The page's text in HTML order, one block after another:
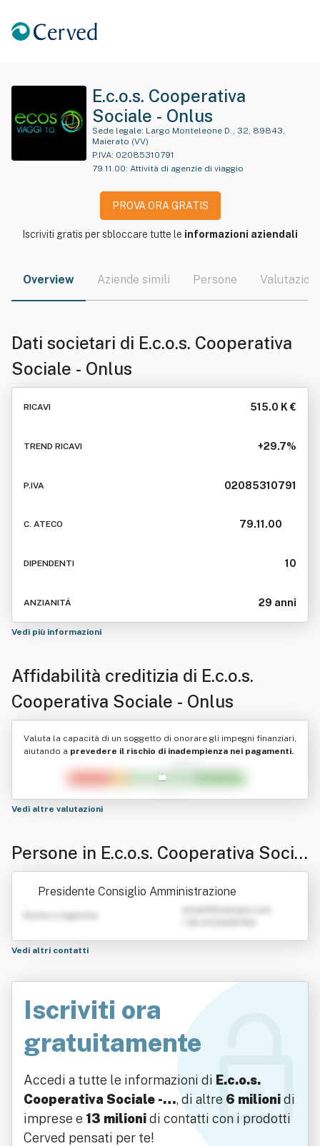
E.c.o.s. Cooperativa
Sociale - Onlus
Sede legale:
Maierato (VV)
P.IVA: 02085310791
79.11.00: Attività di agenzie di viaggio
PROVA ORA GRATIS
Iscriviti gratis per sbloccare tutte le informazioni aziendali
Overview Aziende simili Persone Valutazioni
Dati societari di E.c.o.s. Cooperativa
Sociale - Onlus
RICAVI 515.0 K €
TREND RICAVI +29.7%
P.IVA 02085310791
C. ATECO 79.11.00
DIPENDENTI 10
ANZIANITÁ 29 anni
Vedi più informazioni
Affidabilità creditizia di E.c.o.s.
Cooperativa Sociale - Onlus
Valuta la capacità di un soggetto di onorare gli impegni finanziari,
aiutando a prevedere il rischio di inadempienza nei pagamenti.
Vedi altre valutazioni
Persone in E.c.o.s. Cooperativa Social
e - Onlus
Presidente Consiglio Amministrazione
Nome e Cognome
Vedi altri contatti
Iscriviti ora
gratuitamente
Accedi a tutte le informazioni di E.c.o.s.
Cooperativa Sociale -…, di altre 6 milionidi
imprese e 13 milionidi contatti con i prodotti
Cerved pensati per te!